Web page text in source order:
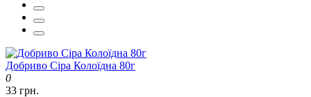
Добриво Сіра Колоїдна 80г
0
33 грн.